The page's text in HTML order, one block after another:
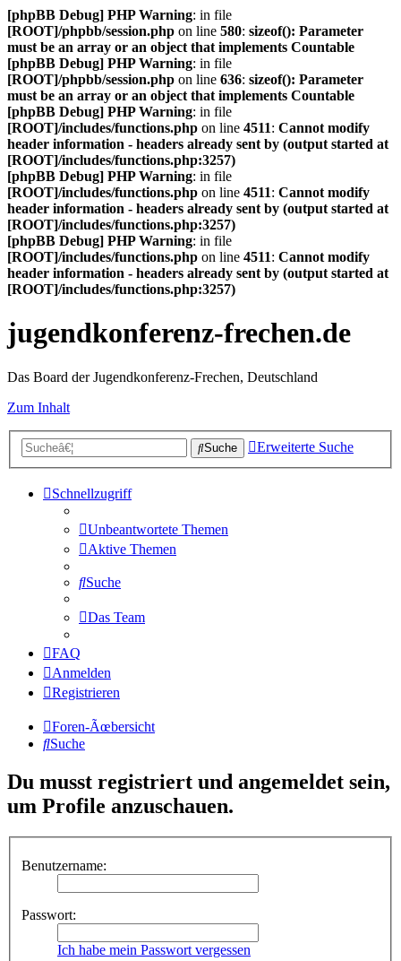
[phpBB Debug] PHP Warning: in file
[ROOT]/phpbb/session.php on line 580: sizeof(): Parameter
must be an array or an object that implements Countable
[phpBB Debug] PHP Warning: in file
[ROOT]/phpbb/session.php on line 636: sizeof(): Parameter
must be an array or an object that implements Countable
[phpBB Debug] PHP Warning: in file
[ROOT]/includes/functions.php on line 4511: Cannot modify
header information - headers already sent by (output started at
[ROOT]/includes/functions.php:3257)
[phpBB Debug] PHP Warning: in file
[ROOT]/includes/functions.php on line 4511: Cannot modify
header information - headers already sent by (output started at
[ROOT]/includes/functions.php:3257)
[phpBB Debug] PHP Warning: in file
[ROOT]/includes/functions.php on line 4511: Cannot modify
header information - headers already sent by (output started at
[ROOT]/includes/functions.php:3257)
jugendkonferenz-frechen.de
Das Board der Jugendkonferenz-Frechen, Deutschland
Zum Inhalt
Suche Erweiterte Suche
Schnellzugriff
Unbeantwortete Themen
Aktive Themen
Suche
Das Team
FAQ
Anmelden
Registrieren
Foren-Ãœbersicht
Suche
Du musst registriert und angemeldet sein,
um Profile anzuschauen.
Benutzername:
Passwort:
Ich habe mein Passwort vergessen